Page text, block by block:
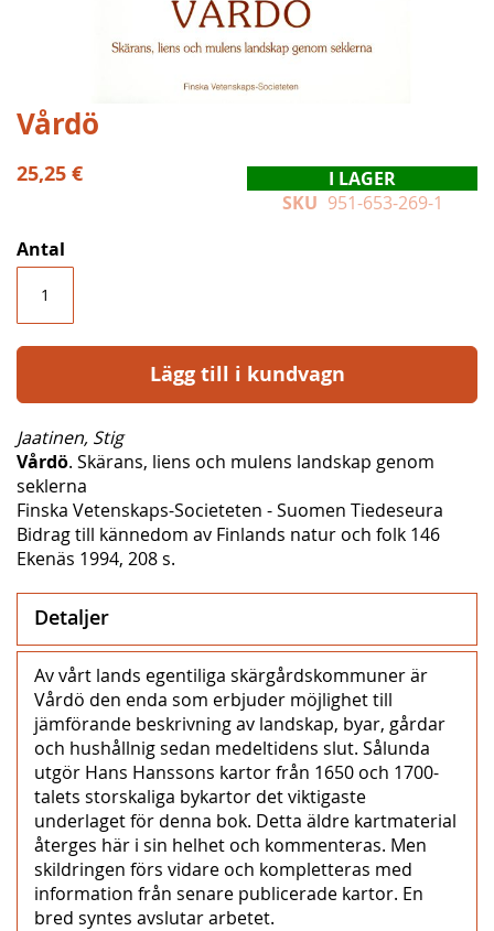
Hoppa
till
början
av
Vårdö
25,25 €
I LAGER
SKU 951-653-269-1
Antal
Lägg till i kundvagn
Jaatinen, Stig
Vårdö. Skärans, liens och mulens landskap genom
seklerna
Finska Vetenskaps-Societeten - Suomen Tiedeseura
Bidrag till kännedom av Finlands natur och folk 146
Ekenäs 1994, 208 s.
Detaljer
Av vårt lands egentiliga skärgårdskommuner är
Vårdö den enda som erbjuder möjlighet till
jämförande beskrivning av landskap, byar, gårdar
och hushållnig sedan medeltidens slut. Sålunda
utgör Hans Hanssons kartor från 1650 och 1700-
talets storskaliga bykartor det viktigaste
underlaget för denna bok. Detta äldre kartmaterial
återges här i sin helhet och kommenteras. Men
skildringen förs vidare och kompletteras med
information från senare publicerade kartor. En
bred syntes avslutar arbetet.